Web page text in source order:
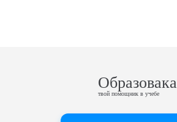
Образовака
твой помощник в учебе